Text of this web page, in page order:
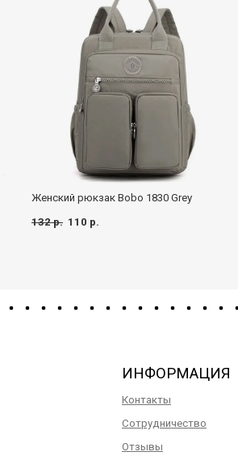
Женский рюкзак Bobo 1830 Grey
132 р. 110 р.
ИНФОРМАЦИЯ
Контакты
Сотрудничество
Отзывы